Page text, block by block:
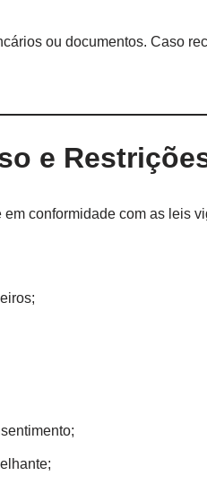
ou documentos. Caso
e
conformidade com as leis